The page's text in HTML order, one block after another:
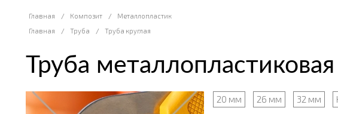
Главная / Композит /
Металлопластик
Главная
/ Труба / Труба круглая
Труба
20 мм 26 мм 32 мм